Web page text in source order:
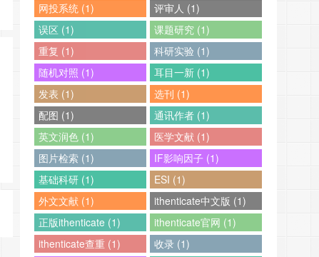
网投系统 (1)
评审人 (1)
误区 (1)
课题研究 (1)
重复 (1)
科研实验 (1)
随机对照 (1)
耳目一新 (1)
发表 (1)
选刊 (1)
配图 (1)
通讯作者 (1)
英文润色 (1)
医学文献 (1)
图片检索 (1)
IF影响因子 (1)
基础科研 (1)
ESI (1)
外文文献 (1)
ithenticate中文版 (1)
正版ithenticate (1)
ithenticate官网 (1)
ithenticate查重 (1)
收录 (1)